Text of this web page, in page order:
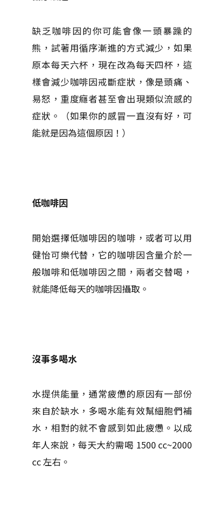
缺乏咖啡因的你可能會像一頭暴躁的
熊，試著用循序漸進的方式減少，如果
原本每天六杯，現在改為每天四杯，這
樣會減少咖啡因戒斷症狀，像是頭痛、
易怒，重度癮者甚至會出現類似流感的
症狀。（如果你的感冒一直沒有好，可
能就是因為這個原因！）
低咖啡因
開始選擇低咖啡因的咖啡，或者可以用
健怡可樂代替，它的咖啡因含量介於一
般咖啡和低咖啡因之間，兩者交替喝，
就能降低每天的咖啡因攝取。
沒事多喝水
水提供能量，通常疲憊的原因有一部份
來自於缺水，多喝水能有效幫細胞們補
水，相對的就不會感到如此疲憊。以成
年人來說，每天大約需喝 1500 cc~2000
cc 左右。